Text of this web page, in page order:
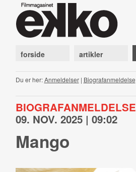
forside artikler
Du er her:Anmeldelser| Biografanmeldelse
BIOGRAFANMELDELSE
09. NOV. 2025 | 09:02
Mango